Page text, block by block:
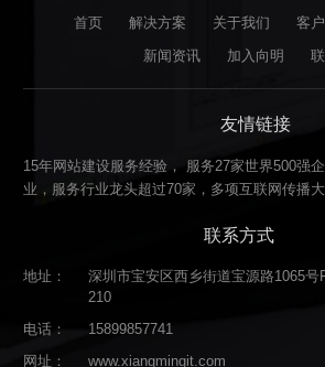
首页 解决方案 关于我们 客
新闻资讯
加入向明
友情链接
15年网站建设服务经验， 服务27家世界500强
业，服务行业龙头超过70家，多项互联网传播
联系方式
地址：
深圳市宝安区西乡街道宝源路1065号
210
电话：
15899857741
网址：
www.xiangmingit.com